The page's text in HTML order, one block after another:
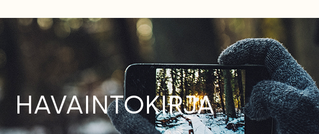
HAVAINTOKIRJA